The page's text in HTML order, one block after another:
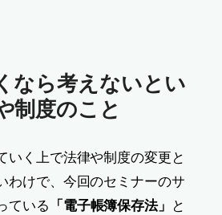
なら考えないとい
制度のこと
いく上で法律や制度の変更と
わけで、今回のセミナーのサ
ている 「電子帳簿保存法」 と